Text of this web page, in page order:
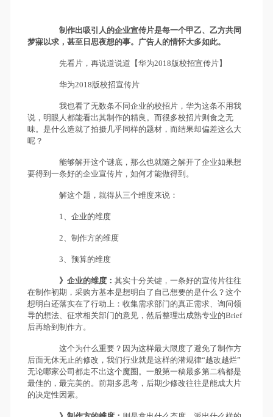
制作出吸引人的企业宣传片是每一个甲乙、乙方共同
梦寐以求，甚至日思夜想的事。广告人的情怀大多如此。
先看片，再说道说道【华为2018版校招宣传片】
华为2018版校招宣传片
我也看了无数条不同企业的校招片，华为这条不用我
说，明眼人都能看出其制作的精良。而很多校招片则食之无
味。是什么造就了拍摄几乎同样的题材，而结果却偏差这么大
呢？
能够解开这个谜底，那么也就随之解开了企业如果想
要得到一条好的企业宣传片，如何才能做得到。
解这个题，就得从三个维度来说：
1、企业的维度
2、制作方的维度
3、预算的维度
》企业的维度： 其实十分关键，一条好的宣传片往往
在制作初期，采购方基本是想明白了自己想要的是什么？这个
想明白还落实在了行动上：收集需求部门的真正需求、询问领
导的想法、征求相关部门的意见，然后整理出成熟专业的Brief
后再给到制作方。
这个为什么重要？因为这样最大限度了避免了制作方
后面无休无止的修改，我们行业就是这样的潜规律“越改越烂”
无论哪家公司都走不出这个魔圈。一般第一稿最多第二稿都是
最佳的，最完美的。前期多思考，后期少修改往往是能成大片
的决定性因素。